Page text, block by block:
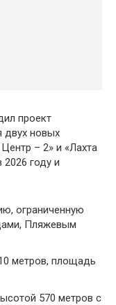
проект
двух новых
– 2» и «Лахта
2026 году и
ограниченную
Пляжевым
метров, площадь
570 метров с